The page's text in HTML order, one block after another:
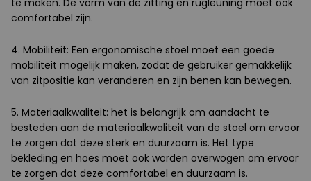
comfortabel zijn.
4. Mobiliteit: Een ergonomische stoel moet een goede
mobiliteit mogelijk maken, zodat de gebruiker gemakkelijk
van zitpositie kan veranderen en zijn benen kan bewegen.
5. Materiaalkwaliteit: het is belangrijk om aandacht te
besteden aan de materiaalkwaliteit van de stoel om ervoor
te zorgen dat deze sterk en duurzaam is. Het type
bekleding en hoes moet ook worden overwogen om ervoor
te zorgen dat deze comfortabel en duurzaam is.